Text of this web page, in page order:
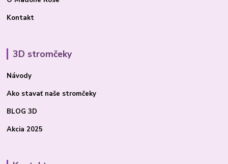
Kontakt
3D stromčeky
Návody
Ako stavať naše stromčeky
BLOG 3D
Akcia 2025